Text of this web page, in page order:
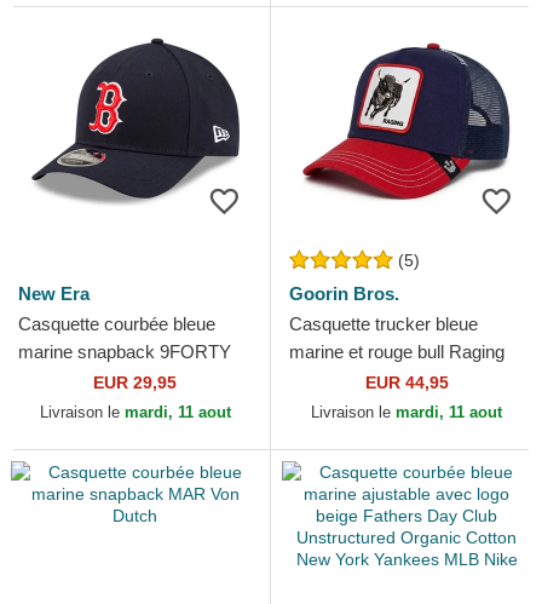
New Era
Casquette courbée bleue
marine snapback 9FORTY
M-Crown Player Replica
Boston Red Sox MLB New
EUR 29,95
Livraison le mardi, 11 aout
(5)
Goorin Bros.
Casquette trucker bleue
marine et rouge bull Raging
Bull Fab Farm Goorin Bros.
EUR 44,95
Livraison le mardi, 11 aout